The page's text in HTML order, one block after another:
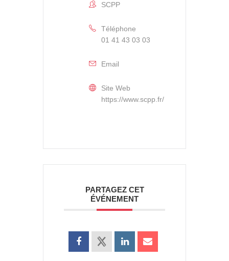
SCPP
Téléphone
01 41 43 03 03
Email
Site Web
https://www.scpp.fr/
PARTAGEZ CET
ÉVÉNEMENT